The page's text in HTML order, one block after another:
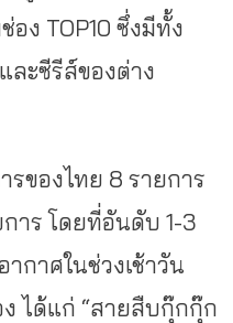
ง TOP10 ซึ่งมีทั้ง
ละซีรีส์ของต่าง
รของไทย 8 รายการ
าร โดยที่อันดับ 1-3
กาศในช่วงเช้าวัน
ได้แก่ “สายสืบกุ๊กกุ๊ก